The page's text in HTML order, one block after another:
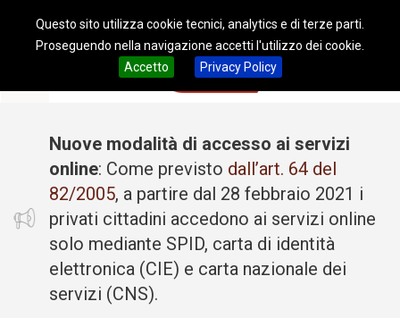
Questo sito utilizza cookie tecnici, analytics e di terze parti.
Proseguendo nella navigazione accetti l'utilizzo dei cookie.
Accetto
Privacy Policy
Nuove modalità di accesso ai servizi
online: Come previsto dall’art. 64 del
82/2005, a partire dal 28 febbraio 2021 i
privati cittadini accedono ai servizi online
solo mediante SPID, carta di identità
elettronica (CIE) e carta nazionale dei
servizi (CNS).